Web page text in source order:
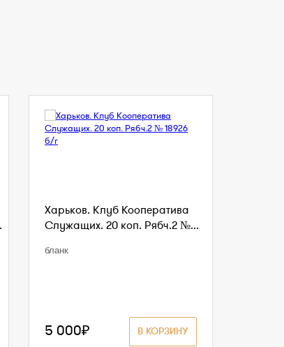
Харьков. Клуб Кооператива
Служащих. 20 коп. Рябч.2 №...
бланк
В КОРЗИНУ
5 000₽